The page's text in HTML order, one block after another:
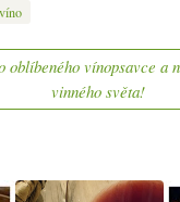
víno
oblíbeného vínopsavce a
vinného světa!